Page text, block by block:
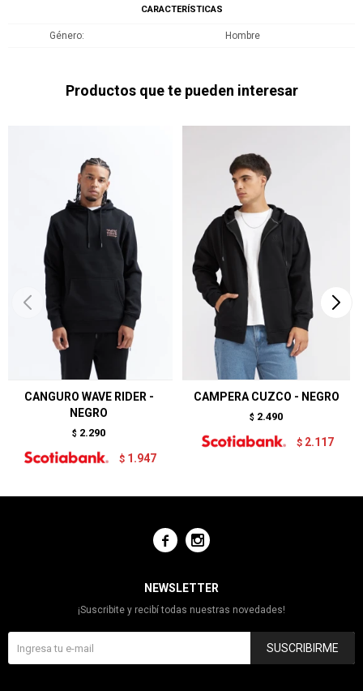
CARACTERÍSTICAS
Género Hombre
Productos que te pueden interesar
CANGURO WAVE RIDER -
NEGRO
$ 2.290
$ 1.947
CAMPERA CUZCO - NEGRO
$ 2.490
$ 2.117
 
NEWSLETTER
¡Suscribite y recibí todas nuestras novedades!
SUSCRIBIRME